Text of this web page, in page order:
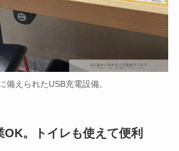
備えられたUSB充電設備。
OK。トイレも使えて便利